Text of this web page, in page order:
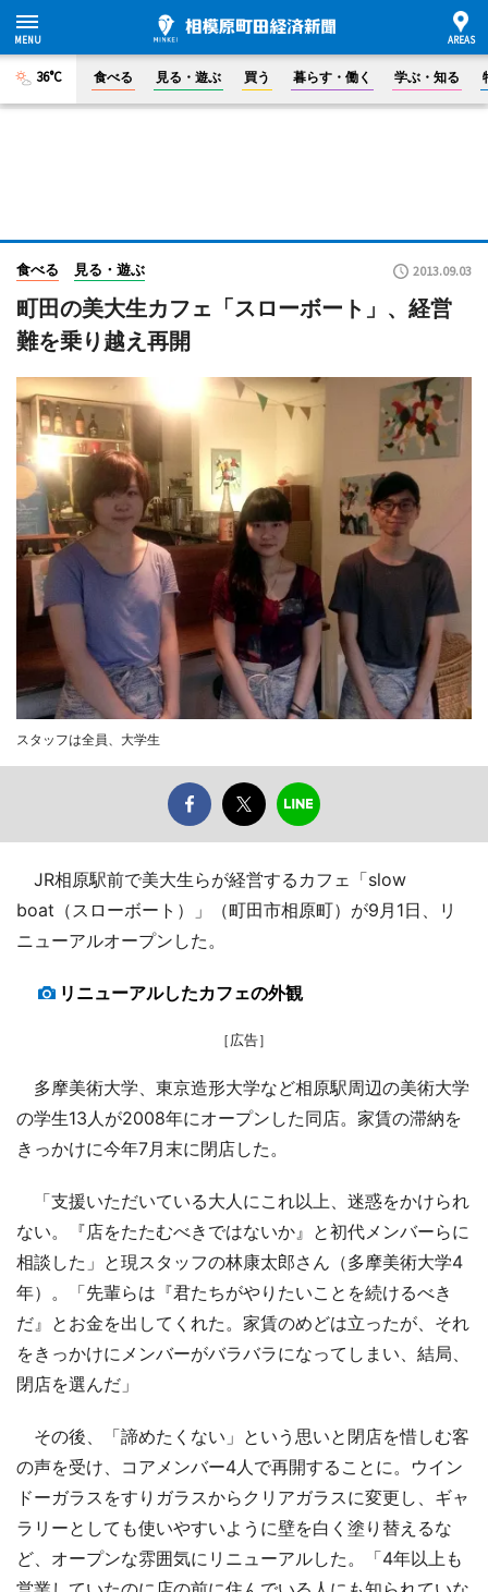
36°C 食べる 見る・遊ぶ 買う 暮らす・働く 学ぶ・知る
食べる 見る・遊ぶ 2013.09.03
町田の美大生カフェ「スローボート」、経営
難を乗り越え再開
スタッフは全員、大学生
JR相原駅前で美大生らが経営するカフェ「slow
boat（スローボート）」（町田市相原町）が9月1日、リ
ニューアルオープンした。
リニューアルしたカフェの外観
［広告］
多摩美術大学、東京造形大学など相原駅周辺の美術大学
の学生13人が2008年にオープンした同店。家賃の滞納を
きっかけに今年7月末に閉店した。
「支援いただいている大人にこれ以上、迷惑をかけられ
ない。『店をたたむべきではないか』と初代メンバーらに
相談した」と現スタッフの林康太郎さん（多摩美術大学4
年）。「先輩らは『君たちがやりたいことを続けるべき
だ』とお金を出してくれた。家賃のめどは立ったが、それ
をきっかけにメンバーがバラバラになってしまい、結局、
閉店を選んだ」
その後、「諦めたくない」という思いと閉店を惜しむ客
の声を受け、コアメンバー4人で再開することに。ウイン
ドーガラスをすりガラスからクリアガラスに変更し、ギャ
ラリーとしても使いやすいように壁を白く塗り替えるな
ど、オープンな雰囲気にリニューアルした。「4年以上も